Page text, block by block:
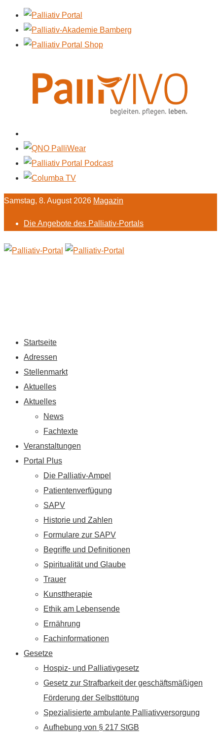
Samstag, 8. August 2026 Magazin
Die Angebote des Palliativ-Portals
Startseite
Adressen
Stellenmarkt
Aktuelles
Aktuelles
News
Fachtexte
Veranstaltungen
Portal Plus
Die Palliativ-Ampel
Patientenverfügung
SAPV
Historie und Zahlen
Formulare zur SAPV
Begriffe und Definitionen
Spiritualität und Glaube
Trauer
Kunsttherapie
Ethik am Lebensende
Ernährung
Fachinformationen
Gesetze
Hospiz- und Palliativgesetz
Gesetz zur Strafbarkeit der geschäftsmäßigen
Förderung der Selbsttötung
Spezialisierte ambulante Palliativversorgung
Aufhebung von § 217 StGB